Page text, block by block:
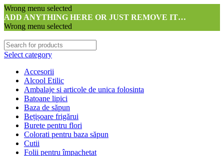
Wrong menu selected
ADD ANYTHING HERE OR JUST REMOVE IT…
Wrong menu selected
Select category
Accesorii
Alcool Etilic
Ambalaje si articole de unica folosinta
Batoane lipici
Baza de săpun
Bețișoare frigărui
Burete pentru flori
Colorati pentru baza săpun
Cutii
Folii pentru împachetat